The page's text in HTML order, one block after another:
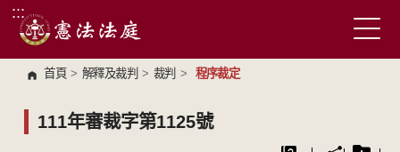
跳到主要內容區塊
:::
首頁 > 解釋及裁判 > 裁判 > 程序裁定
111年審裁字第1125號